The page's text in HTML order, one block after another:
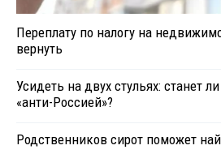
Переплату по налогу на
вернуть
Усидеть на двух стульях: станет
«анти-Россией»?
Родственников сирот поможет